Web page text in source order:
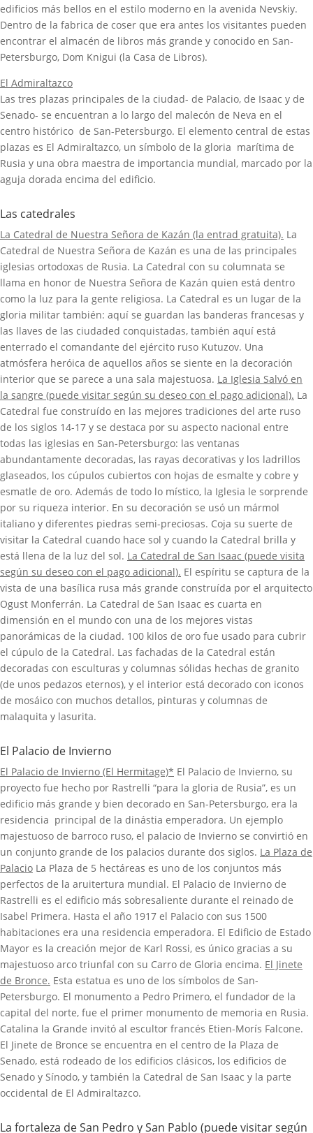
edificios más bellos en el estilo moderno en la avenida Nevskiy.
Dentro de la fabrica de coser que era antes los visitantes pueden
encontrar el almacén de libros más grande y conocido en San-
Petersburgo, Dom Knigui (la Casa de Libros).
El Admiraltazco
Las tres plazas principales de la ciudad- de Palacio, de Isaac y de
Senado- se encuentran a lo largo del malecón de Neva en el
centro histórico de San-Petersburgo. El elemento central de estas
plazas es El Admiraltazco, un símbolo de la gloria marítima de
Rusia y una obra maestra de importancia mundial, marcado por la
aguja dorada encima del edificio.
Las catedrales
La Catedral de Nuestra Señora de Kazán (la entrad gratuita). La
Catedral de Nuestra Señora de Kazán es una de las principales
iglesias ortodoxas de Rusia. La Catedral con su columnata se
llama en honor de Nuestra Señora de Kazán quien está dentro
como la luz para la gente religiosa. La Catedral es un lugar de la
gloria militar también: aquí se guardan las banderas francesas y
las llaves de las ciudaded conquistadas, también aquí está
enterrado el comandante del ejército ruso Kutuzov. Una
atmósfera heróica de aquellos años se siente en la decoración
interior que se parece a una sala majestuosa. La Iglesia Salvó en
la sangre (puede visitar según su deseo con el pago adicional). La
Catedral fue construído en las mejores tradiciones del arte ruso
de los siglos 14-17 y se destaca por su aspecto nacional entre
todas las iglesias en San-Petersburgo: las ventanas
abundantamente decoradas, las rayas decorativas y los ladrillos
glaseados, los cúpulos cubiertos con hojas de esmalte y cobre y
esmatle de oro. Además de todo lo místico, la Iglesia le sorprende
por su riqueza interior. En su decoración se usó un mármol
italiano y diferentes piedras semi-preciosas. Coja su suerte de
visitar la Catedral cuando hace sol y cuando la Catedral brilla y
está llena de la luz del sol. La Catedral de San Isaac (puede visita
según su deseo con el pago adicional). El espíritu se captura de la
vista de una basílica rusa más grande construída por el arquitecto
Ogust Monferrán. La Catedral de San Isaac es cuarta en
dimensión en el mundo con una de los mejores vistas
panorámicas de la ciudad. 100 kilos de oro fue usado para cubrir
el cúpulo de la Catedral. Las fachadas de la Catedral están
decoradas con esculturas y columnas sólidas hechas de granito
(de unos pedazos eternos), y el interior está decorado con iconos
de mosáico con muchos detallos, pinturas y columnas de
malaquita y lasurita.
El Palacio de Invierno
El Palacio de Invierno (El Hermitage)* El Palacio de Invierno, su
proyecto fue hecho por Rastrelli “para la gloria de Rusia”, es un
edificio más grande y bien decorado en San-Petersburgo, era la
residencia principal de la dinástia emperadora. Un ejemplo
majestuoso de barroco ruso, el palacio de Invierno se convirtió en
un conjunto grande de los palacios durante dos siglos. La Plaza de
Palacio La Plaza de 5 hectáreas es uno de los conjuntos más
perfectos de la aruitertura mundial. El Palacio de Invierno de
Rastrelli es el edificio más sobresaliente durante el reinado de
Isabel Primera. Hasta el año 1917 el Palacio con sus 1500
habitaciones era una residencia emperadora. El Edificio de Estado
Mayor es la creación mejor de Karl Rossi, es único gracias a su
majestuoso arco triunfal con su Carro de Gloria encima. El Jinete
de Bronce. Esta estatua es uno de los símbolos de San-
Petersburgo. El monumento a Pedro Primero, el fundador de la
capital del norte, fue el primer monumento de memoria en Rusia.
Catalina la Grande invitó al escultor francés Etien-Morís Falcone.
El Jinete de Bronce se encuentra en el centro de la Plaza de
Senado, está rodeado de los edificios clásicos, los edificios de
Senado y Sínodo, y también la Catedral de San Isaac y la parte
occidental de El Admiraltazco.
La fortaleza de San Pedro y San Pablo (puede visitar según